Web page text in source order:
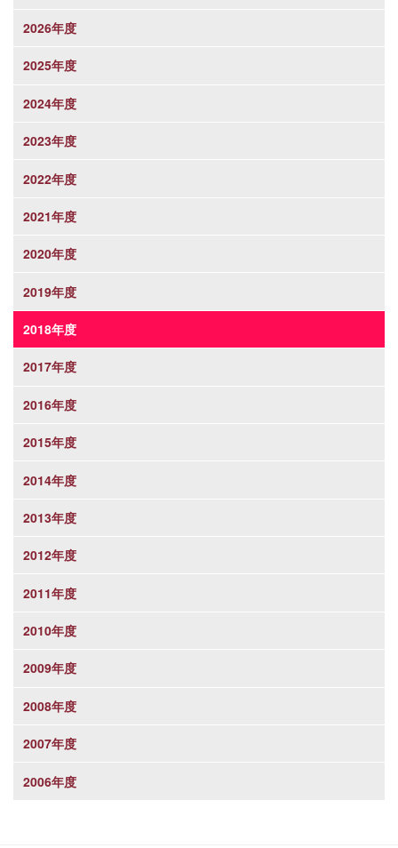
2026年度
2025年度
2024年度
2023年度
2022年度
2021年度
2020年度
2019年度
2018年度
2017年度
2016年度
2015年度
2014年度
2013年度
2012年度
2011年度
2010年度
2009年度
2008年度
2007年度
2006年度